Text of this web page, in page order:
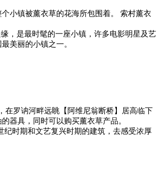
小镇被薰衣草的花海所包围着。 索村薰衣
，是最时髦的一座小镇，许多电影明星及艺
美丽的小镇之一。
在罗讷河畔远眺【阿维尼翁断桥】居高临下
器具，同时可以购买薰衣草产品。
纪时期和文艺复兴时期的建筑，去感受浓厚